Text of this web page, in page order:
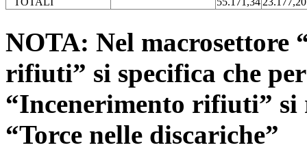
NOTA: Nel macrosettore
rifiuti” si specifica che
“Incenerimento rifiuti”
“Torce nelle discariche”